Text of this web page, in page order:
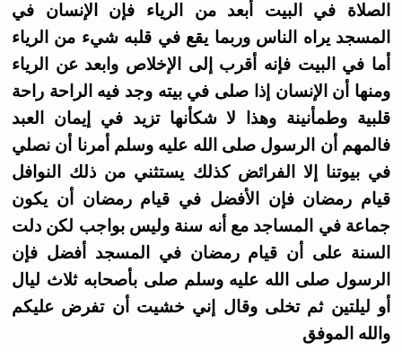
الصلاة في البيت أبعد من الرياء فإن الإنسان في
المسجد يراه الناس وربما يقع في قلبه شيء من الرياء
أما في البيت فإنه أقرب إلى الإخلاص وابعد عن الرياء
ومنها أن الإنسان إذا صلى في بيته وجد فيه الراحة راحة
قلبية وطمأنينة وهذا لا شكأنها تزيد في إيمان العبد
فالمهم أن الرسول صلى الله عليه وسلم أمرنا أن نصلي
في بيوتنا إلا الفرائض كذلك يستثني من ذلك النوافل
قيام رمضان فإن الأفضل في قيام رمضان أن يكون
جماعة في المساجد مع أنه سنة وليس بواجب لكن دلت
السنة على أن قيام رمضان في المسجد أفضل فإن
الرسول صلى الله عليه وسلم صلى بأصحابه ثلاث ليال
أو ليلتين ثم تخلى وقال إني خشيت أن تفرض عليكم
والله الموفق